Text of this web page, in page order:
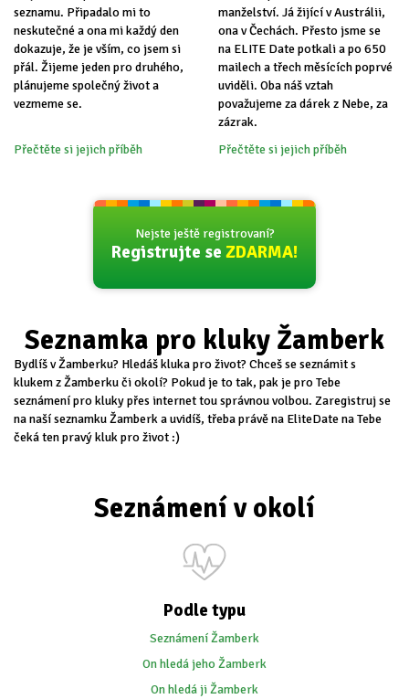
seznamu. Připadalo mi to
neskutečné a ona mi každý den
dokazuje, že je vším, co jsem si
přál. Žijeme jeden pro druhého,
plánujeme společný život a
vezmeme se.
Přečtěte si jejich příběh
manželství. Já žijící v Austrálii,
ona v Čechách. Přesto jsme se
na ELITE Date potkali a po 650
mailech a třech měsících poprvé
uviděli. Oba náš vztah
považujeme za dárek z Nebe, za
zázrak.
Přečtěte si jejich příběh
Nejste ještě registrovaní?
Registrujte se ZDARMA!
Seznamka pro kluky Žamberk
Bydlíš v Žamberku? Hledáš kluka pro život? Chceš se seznámit s
klukem z Žamberku či okolí? Pokud je to tak, pak je pro Tebe
seznámení pro kluky přes internet tou správnou volbou. Zaregistruj se
na naší seznamku Žamberk a uvidíš, třeba právě na EliteDate na Tebe
čeká ten pravý kluk pro život :)
Seznámení v okolí
Podle typu
Seznámení Žamberk
On hledá jeho Žamberk
On hledá ji Žamberk